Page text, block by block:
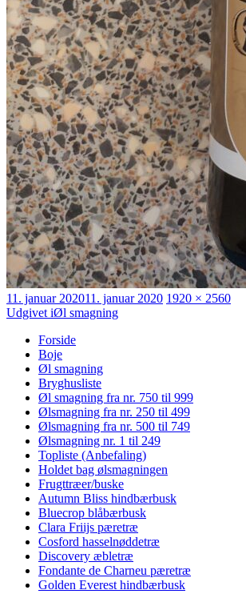
Udgivet
11. januar 202011. januar 2020 Faktisk
1920 × 2560
Indlægsnavigation
Udgivet iØl smagning
Forside
Boje
Øl smagning
Bryghusliste
Øl smagning fra nr. 750 til 999
Ølsmagning fra nr. 250 til 499
Ølsmagning fra nr. 500 til 749
Ølsmagning nr. 1 til 249
Topliste (Anbefaling)
Holdet bag ølsmagningen
Frugttræer/buske
Autumn Bliss hindbærbusk
Bluecrop blåbærbusk
Clara Friijs pæretræ
Cosford hasselnøddetræ
Discovery æbletræ
Fondante de Charneu pæretræ
Golden Everest hindbærbusk